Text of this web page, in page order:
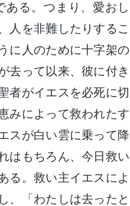
る。つまり、愛おし
人を非難したりするこ
に人のために十字架の
去って以来、彼に付き
者がイエスを必死に切
みによって救われたす
スが白い雲に乗って降
はもちろん、今日救い
る。救い主イエスによ
、「わたしは去ったと